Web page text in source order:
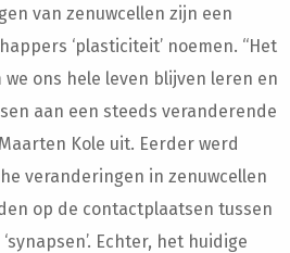
van zenuwcellen zijn een
‘plasticiteit’ noemen. “Het
ons hele leven blijven leren en
aan een steeds veranderende
Kole uit. Eerder werd
veranderingen in zenuwcellen
op de contactplaatsen tussen
Echter, het huidige